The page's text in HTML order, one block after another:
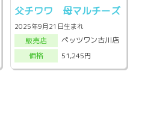
父チワワ 母マルチーズ
2025年9月21日生まれ
販売店
ペッツワン古川店
価格
51,245円